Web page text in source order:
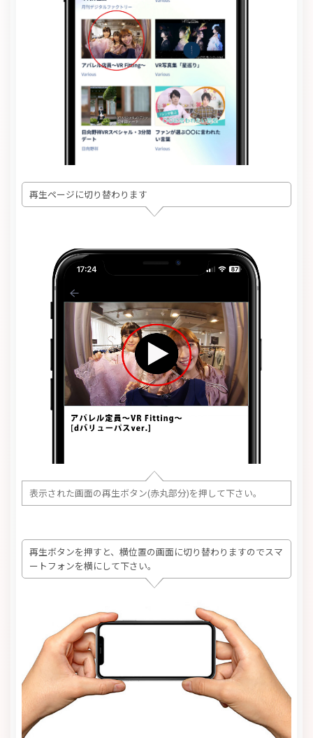
再生ページに切り替わります
表示された画面の再生ボタン(赤丸部分)を押して下さい。
再生ボタンを押すと、横位置の画面に切り替わりますのでスマ
ートフォンを横にして下さい。